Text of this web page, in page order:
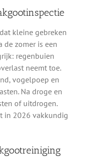
kleine gebreken
de zomer is een
regenbuien
neemt toe.
vogelpoep en
Na droge en
of uitdrogen.
in 2026 vakkundig